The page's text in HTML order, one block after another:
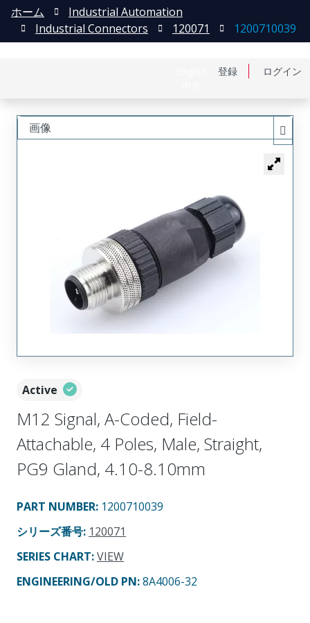
登録 ログイン
ホーム
Industrial Automation
Industrial Connectors
120071 1200710039
Active
M12 Signal, A-Coded, Field-
Attachable, 4 Poles, Male, Straight,
PG9 Gland, 4.10-8.10mm
PART NUMBER: 1200710039
シリーズ番号: 120071
SERIES CHART:VIEW
ENGINEERING/OLD PN:8A4006-32
画像